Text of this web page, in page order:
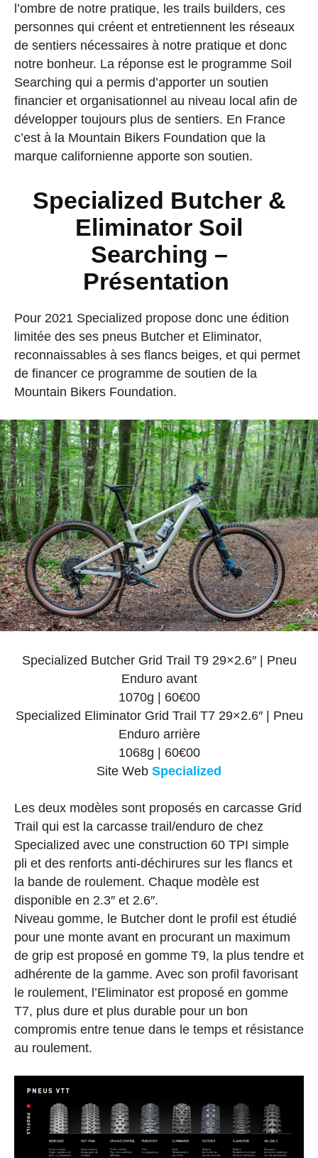
l’ombre de notre pratique, les trails builders, ces
personnes qui créent et entretiennent les réseaux
de sentiers nécessaires à notre pratique et donc
notre bonheur. La réponse est le programme Soil
Searching qui a permis d’apporter un soutien
financier et organisationnel au niveau local afin de
développer toujours plus de sentiers. En France
c’est à la Mountain Bikers Foundation que la
marque californienne apporte son soutien.
Specialized Butcher &
Eliminator Soil
Searching –
Présentation
Pour 2021 Specialized propose donc une édition
limitée des ses pneus Butcher et Eliminator,
reconnaissables à ses flancs beiges, et qui permet
de financer ce programme de soutien de la
Mountain Bikers Foundation.
Specialized Butcher Grid Trail T9 29×2.6″ | Pneu
Enduro avant
1070g | 60€00
Specialized Eliminator Grid Trail T7 29×2.6″ | Pneu
Enduro arrière
1068g | 60€00
Site Web Specialized
Les deux modèles sont proposés en carcasse Grid
Trail qui est la carcasse trail/enduro de chez
Specialized avec une construction 60 TPI simple
pli et des renforts anti-déchirures sur les flancs et
la bande de roulement. Chaque modèle est
disponible en 2.3″ et 2.6″.
Niveau gomme, le Butcher dont le profil est étudié
pour une monte avant en procurant un maximum
de grip est proposé en gomme T9, la plus tendre et
adhérente de la gamme. Avec son profil favorisant
le roulement, l’Eliminator est proposé en gomme
T7, plus dure et plus durable pour un bon
compromis entre tenue dans le temps et résistance
au roulement.